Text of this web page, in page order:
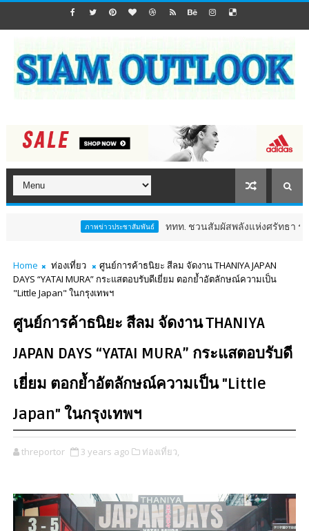
ภาพข่าวประชาสัมพันธ์ ททท. ชวนสัมผัสพลังแห่งศรัทธา ร่วมงาน "ห่มผ้าห
Home ท่องเที่ยว
ศูนย์การค้าธนิยะ สีลม จัดงาน THANIYA JAPAN
DAYS “YATAI MURA” กระแสตอบรับดีเยี่ยม ตอกย้ำอัตลักษณ์ความเป็น
"Little Japan" ในกรุงเทพฯ
ศูนย์การค้าธนิยะ สีลม จัดงาน THANIYA
JAPAN DAYS “YATAI MURA” กระแสตอบรับดี
เยี่ยม ตอกย้ำอัตลักษณ์ความเป็น "Little
Japan" ในกรุงเทพฯ
threportor 3 years ago ท่องเที่ยว,